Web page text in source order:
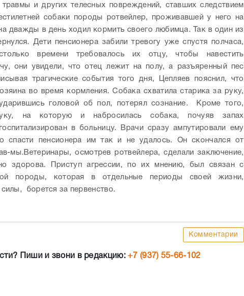
и других телесных повреждений, ставших следствием
собаки породы ротвейлер, проживавшей у него на
дважды в день ходил кормить своего любимца. Так в один из
Дети пенсионера забили тревогу уже спустя полчаса,
времени требовалось их отцу, чтобы навестить
они увидели, что отец лежит на полу, а разъяренный пес
трагические события того дня, Цепляев пояснил, что
во время кормления. Собака схватила старика за руку,
головой об пол, потерял сознание. Кроме того,
на которую и набросилась собака, почуяв запах
в больницу. Врачи сразу ампутировали ему
спасти пенсионера им так и не удалось. Он скончался от
мы. Ветеринары, осмотрев ротвейлера, сделали заключение,
здорова. Приступ агрессии, по их мнению, был связан с
породы, которая в отдельные периоды своей жизни,
борется за первенство.
Комментарии
Пиши и звони в редакцию:+7 (937) 55-66-102